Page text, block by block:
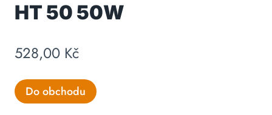
HT 50 50W
528,00 Kč
Do obchodu